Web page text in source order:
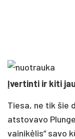
Įvertinti ir kiti
Tiesa, ne tik šie
atstovavo
vainikėlis“ savo